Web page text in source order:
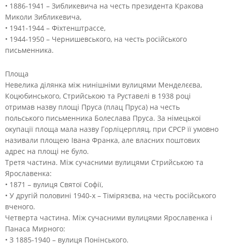
• 1886-1941 – Зибликевича на честь президента Кракова
Миколи Зибликевича,
• 1941-1944 – Фіхтенштрассе,
• 1944-1950 – Чернишевського, на честь російського
письменника.
Площа
Невелика ділянка між нинішніми вулицями Менделєєва,
Коцюбинського, Стрийською та Руставелі в 1938 році
отримав назву площі Пруса (плац Пруса) на честь
польського письменника Болеслава Пруса. За німецької
окупації площа мала назву Горліцерпляц, при СРСР її умовно
називали площею Івана Франка, але власних поштових
адрес на площі не було.
Третя частина. Між сучасними вулицями Стрийською та
Ярославенка:
• 1871 – вулиця Святої Софії,
• У другій половині 1940-х – Тімірязєва, на честь російського
вченого.
Четверта частина. Між сучасними вулицями Ярославенка і
Панаса Мирного:
• З 1885-1940 – вулиця Понінського.